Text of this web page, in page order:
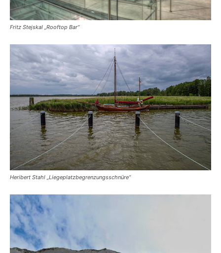
Fritz Stejskal „Rooftop Bar“
Heribert Stahl „Liegeplatzbegrenzungsschnüre“